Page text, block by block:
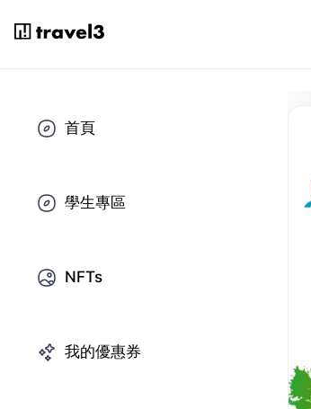
首頁
學生專區
NFTs
我的優惠券